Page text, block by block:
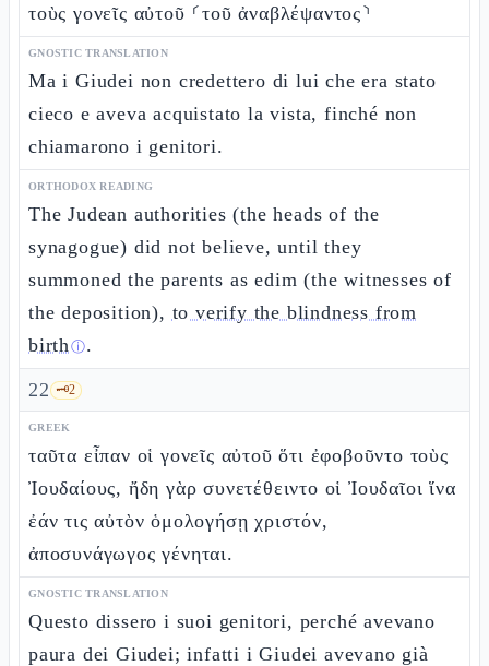
τοὺς γονεῖς αὐτοῦ ⸂τοῦ ἀναβλέψαντος⸃
GNOSTIC TRANSLATION
Ma i Giudei non credettero di lui che era stato
cieco e aveva acquistato la vista, finché non
chiamarono i genitori.
ORTHODOX READING
The Judean authorities (the heads of the
synagogue) did not believe, until they
summoned the parents as edim (the witnesses of
the deposition), to verify the blindness from
birthⓘ.
22 🗝️2
GREEK
ταῦτα εἶπαν οἱ γονεῖς αὐτοῦ ὅτι ἐφοβοῦντο τοὺς
Ἰουδαίους, ἤδη γὰρ συνετέθειντο οἱ Ἰουδαῖοι ἵνα
ἐάν τις αὐτὸν ὁμολογήσῃ χριστόν,
ἀποσυνάγωγος γένηται.
GNOSTIC TRANSLATION
Questo dissero i suoi genitori, perché avevano
paura dei Giudei; infatti i Giudei avevano già